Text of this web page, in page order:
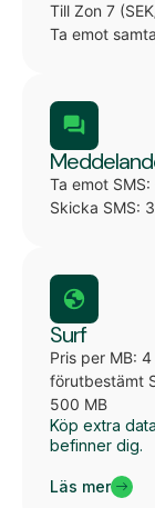
Till Zon 7
Ta emot
Ta emot SMS:
Skicka SMS:
Surf
Pris per MB:
förutbestämt
500 MB
Köp extra
befinner dig.
Läs mer